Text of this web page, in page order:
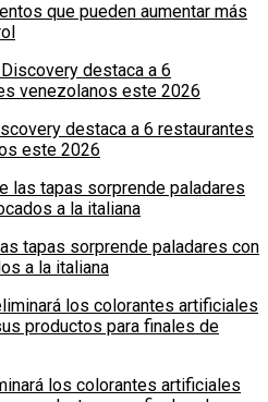
que pueden aumentar más
destaca a 6 restaurantes
este 2026
tapas sorprende paladares con
a la italiana
los colorantes artificiales